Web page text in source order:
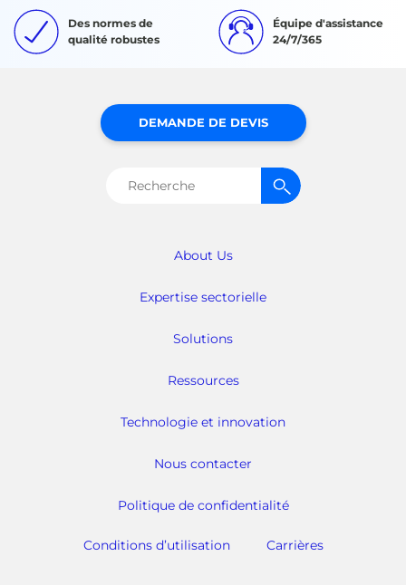
Des normes de
qualité robustes
Équipe d'assistance
24/7/365
About Us
Expertise sectorielle
Solutions
Ressources
Technologie et innovation
Nous contacter
Politique de confidentialité
Conditions d’utilisation Carrières
DEMANDE DE DEVIS
Rechercher :